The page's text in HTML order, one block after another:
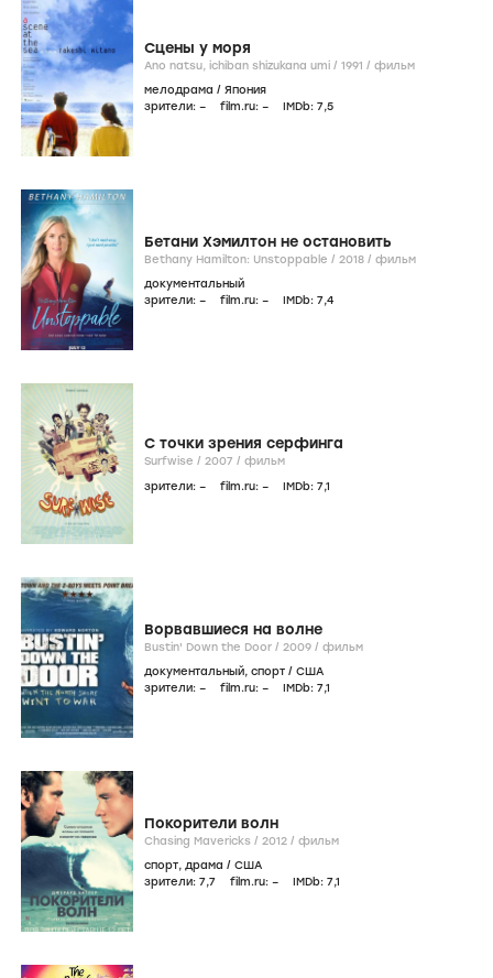
Сцены у моря
Ano natsu, ichiban shizukana umi / 1991 / фильм
мелодрама / Япония
зрители: – film.ru: – IMDb: 7,5
Бетани Хэмилтон не остановить
Bethany Hamilton: Unstoppable / 2018 / фильм
документальный
зрители: – film.ru: – IMDb: 7,4
С точки зрения серфинга
Surfwise / 2007 / фильм
зрители: – film.ru: – IMDb: 7,1
Ворвавшиеся на волне
Bustin' Down the Door / 2009 / фильм
документальный, спорт / США
зрители: – film.ru: – IMDb: 7,1
Покорители волн
Chasing Mavericks / 2012 / фильм
спорт, драма / США
зрители: 7,7 film.ru: – IMDb: 7,1